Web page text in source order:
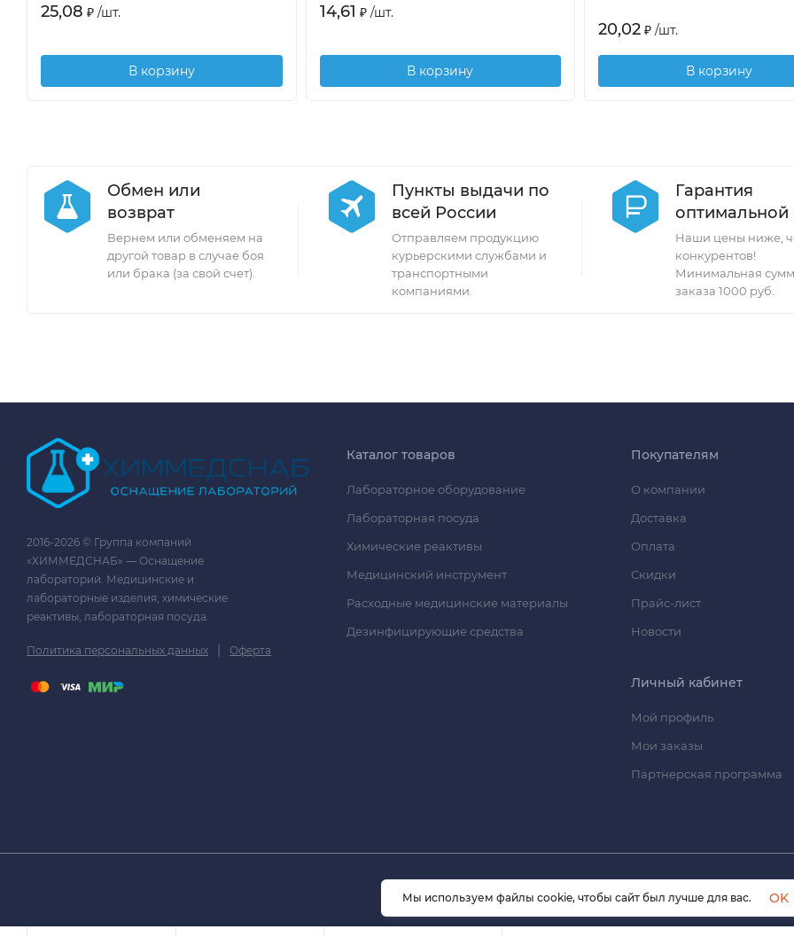
25,08 ₽ /шт.
В корзину
14,61 ₽ /шт.
В корзину
20,02 ₽ /шт.
В корзину
Обмен или
возврат
Вернем или обменяем на
другой товар в случае боя
или брака (за свой счет).
Пункты выдачи по
всей России
Отправляем продукцию
курьерскими службами и
транспортными
компаниями.
Гарантия
Наши цены ниже,
конкурентов!
Минимальная
заказа 1000 руб.
2016-2026 © Группа компаний
«ХИММЕДСНАБ» — Оснащение
лабораторий. Медицинские и
лабораторные изделия, химические
реактивы, лабораторная посуда.
Политика персональных данных | Оферта
Каталог товаров
Лабораторное оборудование
Лабораторная посуда
Химические реактивы
Медицинский инструмент
Расходные медицинские материалы
Дезинфицирующие средства
Покупателям
О компании
Доставка
Оплата
Скидки
Прайс-лист
Новости
Личный кабинет
Мой профиль
Мои заказы
Партнерская программа
Мы используем файлы cookie, чтобы сайт был лучше для вас.
OK